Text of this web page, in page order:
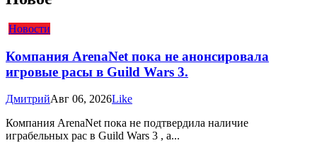
Новости
Компания ArenaNet пока не анонсировала
игровые расы в Guild Wars 3.
ДмитрийАвг 06, 2026Like
Компания ArenaNet пока не подтвердила наличие
играбельных рас в Guild Wars 3 , а...